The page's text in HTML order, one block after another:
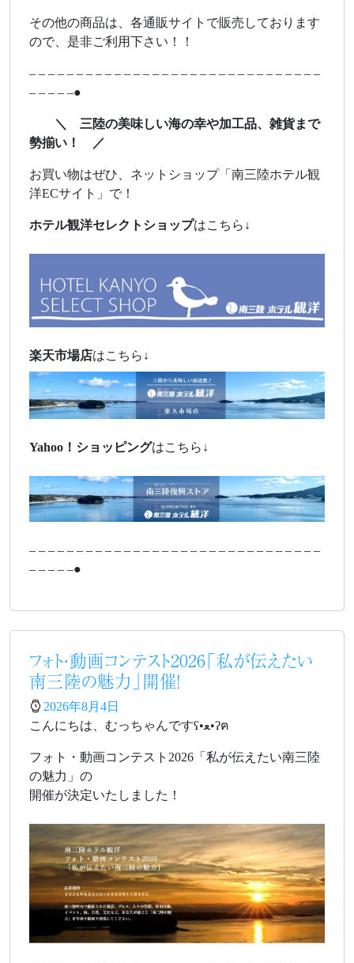
その他の商品は、各通販サイトで販売しております
ので、是非ご利用下さい！！
– – – – – – – – – – – – – – – – – – – – – – – – – – – – – – –
– – – – –●
＼ 三陸の美味しい海の幸や加工品、雑貨まで
勢揃い！ ／
お買い物はぜひ、ネットショップ「南三陸ホテル観
洋ECサイト」で！
ホテル観洋セレクトショップはこちら↓
楽天市場店はこちら↓
Yahoo！ ショッピングはこちら↓
– – – – – – – – – – – – – – – – – – – – – – – – – – – – – – –
– – – – –●
フォト・動画コンテスト2026「私が伝えたい
南三陸の魅力」開催！
2026年8月4日
こんにちは、むっちゃんですʕ•ﻌ•ʔฅ
フォト・動画コンテスト2026「私が伝えたい南三陸
の魅力」の
開催が決定いたしました！